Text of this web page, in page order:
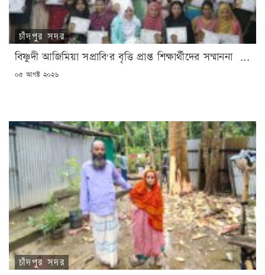
চাঁদপুর সদর
বিষ্ণুদী আজিমিয়া সপ্রাবি'র বৃত্তি প্রাপ্ত শিক্ষার্থীদের সম্মাননা ...
POSTED
০৫ আগষ্ট ২০২৬
চাঁদপুর সদর